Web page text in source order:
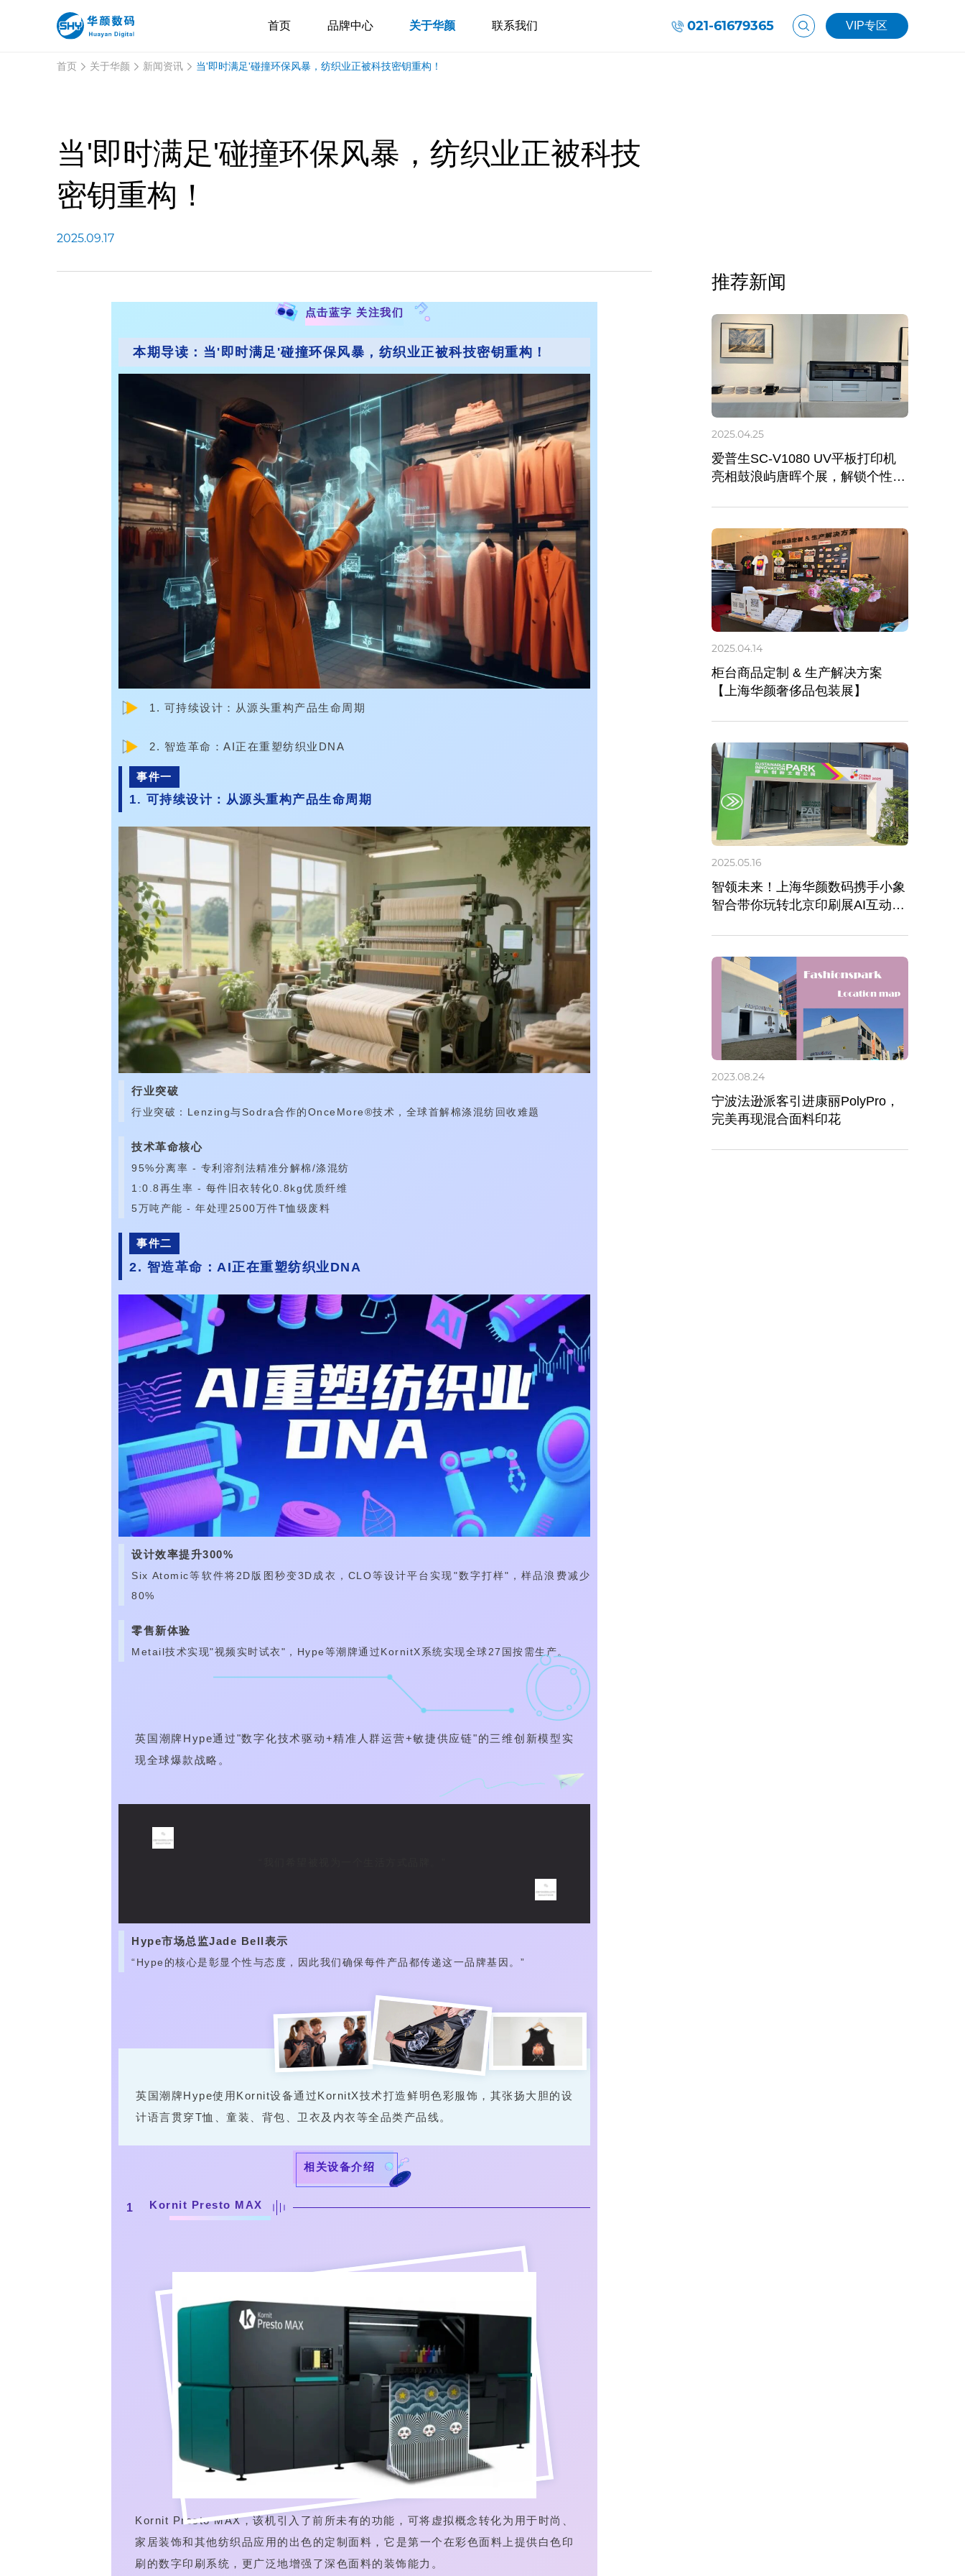
首页 品牌中心 关于华颜 联系我们 021-61679365 VIP专区
首页 关于华颜 新闻资讯 当'即时满足'碰撞环保风暴，纺织业正被科技密钥重构！
当'即时满足'碰撞环保风暴，纺织业正被科技
密钥重构！
2025.09.17
点击蓝字 关注我们
本期导读： 当'即时满足'碰撞环保风暴，纺织业正被科技密钥重构！
1. 可持续设计：从源头重构产品生命周期
2. 智造革命：AI正在重塑纺织业DNA
事件一
1. 可持续设计：从源头重构产品生命周期
行业突破
行业突破：Lenzing与Sodra合作的OnceMore®技术，全球首解棉涤混纺回收难题
技术革命核心
95%分离率 - 专利溶剂法精准分解棉/涤混纺
1:0.8再生率 - 每件旧衣转化0.8kg优质纤维
5万吨产能 - 年处理2500万件T恤级废料
事件二
2. 智造革命：AI正在重塑纺织业DNA
设计效率提升300%
Six Atomic等软件将2D版图秒变3D成衣，CLO等设计平台实现"数字打样"，样品浪费减少
80%
零售新体验
Metail技术实现"视频实时试衣"，Hype等潮牌通过KornitX系统实现全球27国按需生产。
英国潮牌Hype通过"数字化技术驱动+精准人群运营+敏捷供应链"的三维创新模型实
现全球爆款战略。
Hype市场总监Jade Bell表示
“Hype的核心是彰显个性与态度，因此我们确保每件产品都传递这一品牌基因。”
英国潮牌Hype使用Kornit设备通过KornitX技术打造鲜明色彩服饰，其张扬大胆的设
计语言贯穿T恤、童装、背包、卫衣及内衣等全品类产品线。
相关设备介绍
1 Kornit Presto MAX
Kornit Presto MAX，该机引入了前所未有的功能，可将虚拟概念转化为用于时尚、
家居装饰和其他纺织品应用的出色的定制面料，它是第一个在彩色面料上提供白色印
刷的数字印刷系统，更广泛地增强了深色面料的装饰能力。
推荐新闻
2025.04.25
爱普生SC-V1080 UV平板打印机
亮相鼓浪屿唐晖个展，解锁个性化
2025.04.14
柜台商品定制 & 生产解决方案
【上海华颜奢侈品包装展】
2025.05.16
智领未来！上海华颜数码携手小象
智合带你玩转北京印刷展AI互动专
2023.08.24
宁波法逊派客引进康丽PolyPro，
完美再现混合面料印花